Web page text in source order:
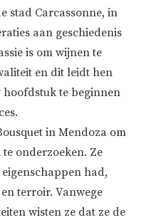
stad Carcassonne, in
aan geschiedenis
is om wijnen te
en dit leidt hen
te beginnen
in Mendoza om
onderzoeken. Ze
had,
terroir. Vanwege
wisten ze dat ze de